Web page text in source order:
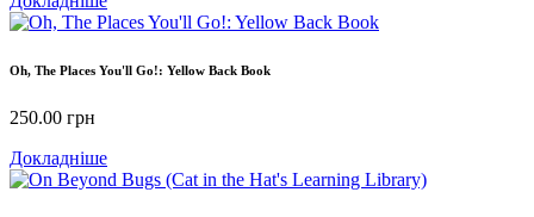
Oh, The Places You'll Go!: Yellow Back Book
250.00 грн
Докладніше